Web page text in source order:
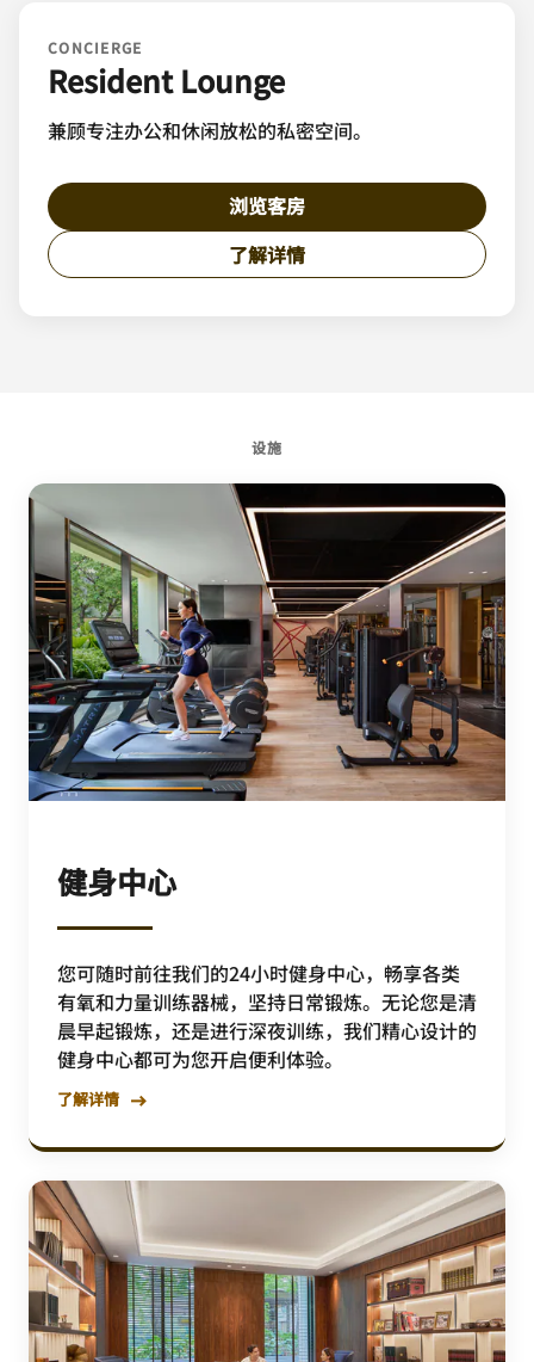
CONCIERGE
Resident Lounge
兼顾专注办公和休闲放松的私密空间。
浏览客房
了解详情
设施
健身中心
您可随时前往我们的24小时健身中心，畅享各类
有氧和力量训练器械，坚持日常锻炼。无论您是清
晨早起锻炼，还是进行深夜训练，我们精心设计的
健身中心都可为您开启便利体验。
了解详情